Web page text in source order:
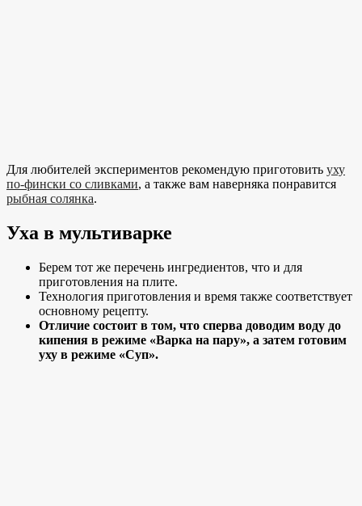
Для любителей экспериментов рекомендую приготовить уху
по-фински со сливками, а также вам наверняка понравится
рыбная солянка.
Уха в мультиварке
Берем тот же перечень ингредиентов, что и для
приготовления на плите.
Технология приготовления и время также соответствует
основному рецепту.
Отличие состоит в том, что сперва доводим воду до
кипения в режиме «Варка на пару», а затем готовим
уху в режиме «Суп».